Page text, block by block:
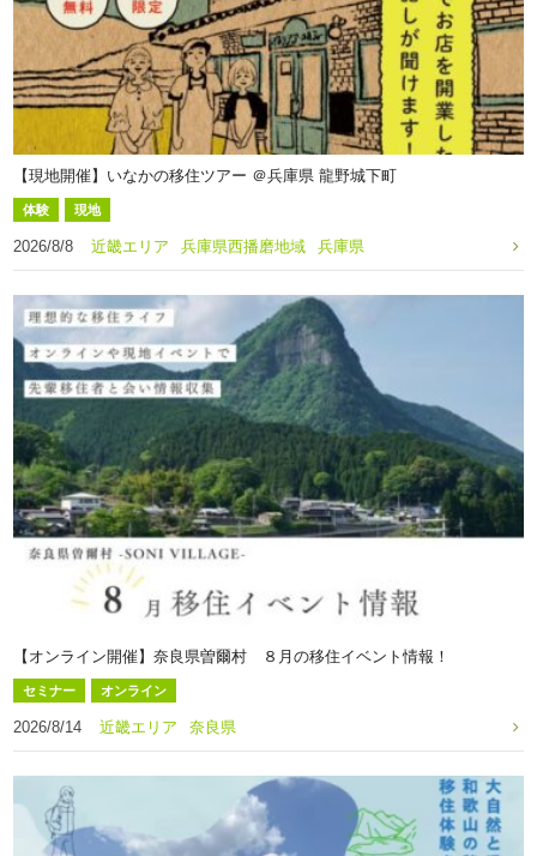
【現地開催】いなかの移住ツアー ＠兵庫県 龍野城下町
体験 現地
2026/8/8 近畿エリア 兵庫県西播磨地域 兵庫県
【オンライン開催】奈良県曽爾村 ８月の移住イベント情報！
セミナー オンライン
2026/8/14 近畿エリア 奈良県